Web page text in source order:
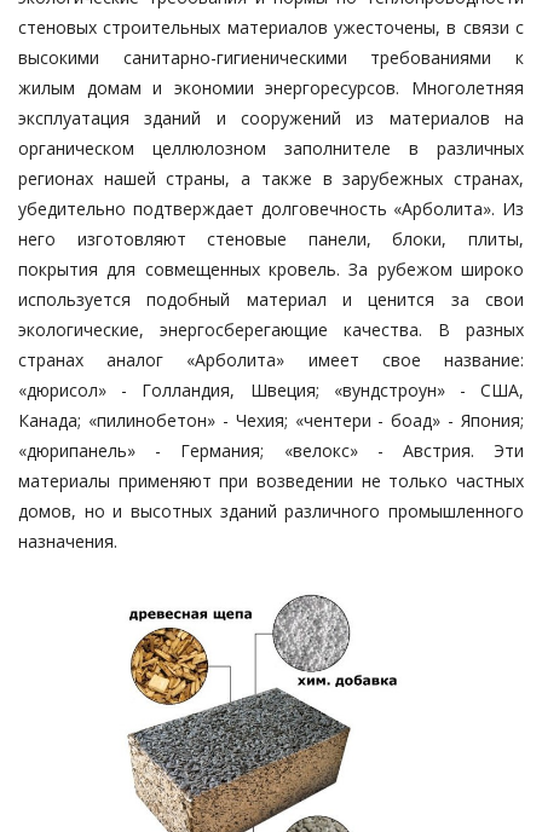
стеновых строительных материалов ужесточены, в связи с
высокими санитарно-гигиеническими требованиями к
жилым домам и экономии энергоресурсов. Многолетняя
эксплуатация зданий и сооружений из материалов на
органическом целлюлозном заполнителе в различных
регионах нашей страны, а также в зарубежных странах,
убедительно подтверждает долговечность «Арболита». Из
него изготовляют стеновые панели, блоки, плиты,
покрытия для совмещенных кровель. За рубежом широко
используется подобный материал и ценится за свои
экологические, энергосберегающие качества. В разных
странах аналог «Арболита» имеет свое название:
«дюрисол» - Голландия, Швеция; «вундстроун» - США,
Канада; «пилинобетон» - Чехия; «чентери - боад» - Япония;
«дюрипанель» - Германия; «велокс» - Австрия. Эти
материалы применяют при возведении не только частных
домов, но и высотных зданий различного промышленного
назначения.